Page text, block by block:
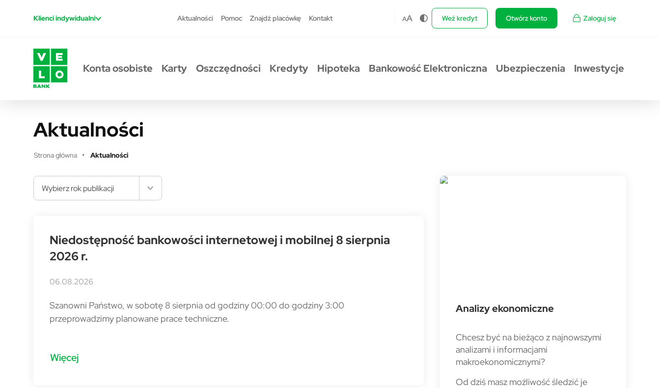
Klienci indywidualni Aktualności Pomoc Znajdź placówkę Kontakt AA Weź kredyt Otwórz konto Zaloguj się
Konta osobiste Karty Oszczędności Kredyty Hipoteka Bankowość Elektroniczna Ubezpieczenia Inwestycje
Aktualności
Strona główna Aktualności
Wybierz rok publikacji
Niedostępność bankowości internetowej i mobilnej 8 sierpnia
2026 r.
06.08.2026
Szanowni Państwo, w sobotę 8 sierpnia od godziny 00:00 do godziny 3:00
przeprowadzimy planowane prace techniczne.
Więcej
Analizy ekonomiczne
Chcesz być na bieżąco z najnowszymi
analizami i informacjami
makroekonomicznymi?
Od dziś masz możliwość śledzić je